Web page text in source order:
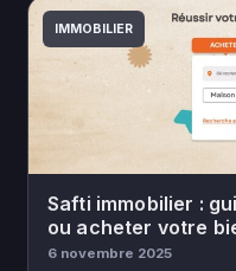
IMMOBILIER
Safti immobilier :
ou acheter votre
6 novembre 2025